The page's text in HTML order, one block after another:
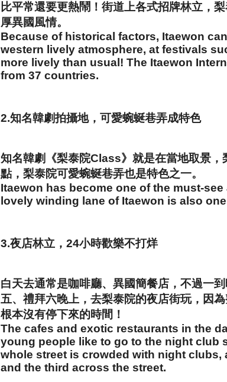
比平常還要更熱鬧！街道上各式招牌林立，
厚異國風情。
Because of historical factors, Itaewon
western lively atmosphere, at festivals
more lively than usual! The Itaewon
from 37 countries.
2.知名韓劇拍攝地，可愛蜿蜒巷弄成特色
知名韓劇《梨泰院Class》就是在當地取景
點，梨泰院可愛蜿蜒巷弄也是特色之一。
Itaewon has become one of the must-
lovely winding lane of Itaewon is also
3.夜店林立，24小時歡樂不打烊
白天去通常是咖啡廳、異國簡餐店，不過一
五、禮拜六晚上，去梨泰院的夜店街玩，因
根本沒有停下來的時間！
The cafes and exotic restaurants in the
young people like to go to the night club
whole street is crowded with night
and the third across the street.